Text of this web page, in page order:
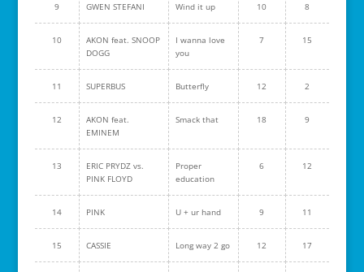
9 GWEN STEFANI Wind it up 10 8
10
AKON feat. SNOOP
DOGG
I wanna love
you
7 15
11 SUPERBUS Butterfly 12 2
12
AKON feat.
EMINEM
Smack that 18 9
13
ERIC PRYDZ vs.
PINK FLOYD
Proper
education
6 12
14 PINK U + ur hand 9 11
15 CASSIE Long way 2 go 12 17